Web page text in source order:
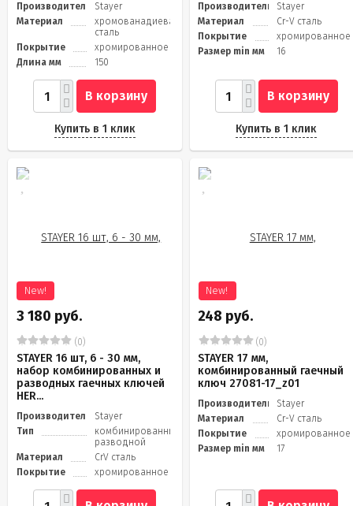
Производитель
Stayer
Материал
хромованадиевая
сталь
Покрытие
хромированное
Длина мм
150
В корзину
Купить в 1 клик
Производитель
Stayer
Материал
Cr-V сталь
Покрытие
хромированное
Размер min мм
16
В корзину
Купить в 1 клик
3 180 руб.
New!
(0)
STAYER 16 шт, 6 - 30 мм,
набор комбинированных и
разводных гаечных ключей
HER...
Производитель
Stayer
Тип
комбинированный/
разводной
Материал
CrV сталь
Покрытие
хромированное
248 руб.
New!
(0)
STAYER 17 мм,
комбинированный гаечный
ключ 27081-17_z01
Производитель
Stayer
Материал
Cr-V сталь
Покрытие
хромированное
Размер min мм
17